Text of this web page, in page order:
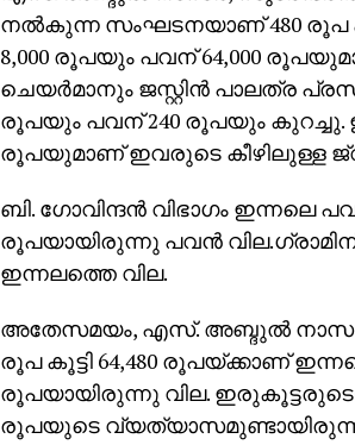
നൽകുന്ന സംഘടനയാണ് 480 രൂപ
8,000 രൂപയും പവന് 64,000
ചെയർമാനും ജസ്റ്റിൻ പാലത്ര
രൂപയും പവന് 240 രൂപയും കുറച്ചു.
രൂപയുമാണ് ഇവരു​ടെ കീഴിലുള്ള
ബി. ഗോവിന്ദൻ വിഭാഗം ഇന്ന​ലെ
രൂപയായിരുന്നു പവൻ
ഇന്നലത്തെ വില.
അതേസമയം, എസ്. അബ്ദുൽ
രൂപ കൂട്ടി 64,480 രൂപയ്ക്കാണ്
രൂപയായിരുന്നു വില.
രൂപയുടെ